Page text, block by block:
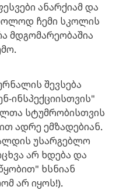
ანარქიამ და
ჩემი სკოლის
მდგომარეობაშია
შევსება
ინსპექციისთვის"
სტუმრობისთვის
ადრე ემზადებიან.
უსარგებლო
არ ხდება და
ხსნიან
არ იყოს!).